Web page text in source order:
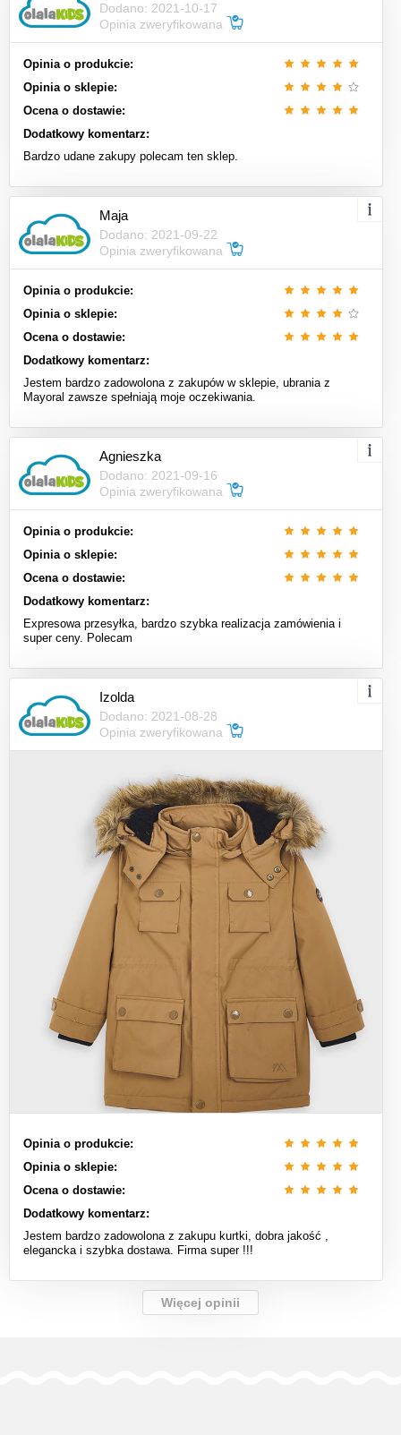
Dodano: 2021-10-17
Opinia zweryfikowana
Opinia o produkcie:
Opinia o sklepie:
Ocena o dostawie:
Dodatkowy komentarz:
Bardzo udane zakupy polecam ten sklep.
Maja
Dodano: 2021-09-22
Opinia zweryfikowana
Opinia o produkcie:
Opinia o sklepie:
Ocena o dostawie:
Dodatkowy komentarz:
Jestem bardzo zadowolona z zakupów w sklepie, ubrania z
Mayoral zawsze spełniają moje oczekiwania.
Agnieszka
Dodano: 2021-09-16
Opinia zweryfikowana
Opinia o produkcie:
Opinia o sklepie:
Ocena o dostawie:
Dodatkowy komentarz:
Expresowa przesyłka, bardzo szybka realizacja zamówienia i
super ceny. Polecam
Izolda
Dodano: 2021-08-28
Opinia zweryfikowana
Opinia o produkcie:
Opinia o sklepie:
Ocena o dostawie:
Dodatkowy komentarz:
Jestem bardzo zadowolona z zakupu kurtki, dobra jakość ,
elegancka i szybka dostawa. Firma super !!!
Więcej opinii